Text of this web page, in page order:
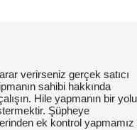
verirseniz gerçek satıcı
sahibi hakkında
Hile yapmanın bir yolu
Şüpheye
ek kontrol yapmamız